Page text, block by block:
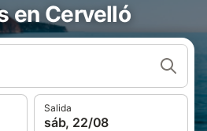
en Cervelló
Salida
sáb, 22/08